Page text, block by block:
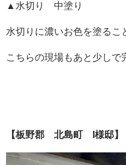
▲水切り 中塗り
水切りに濃いお色を塗るこ
こちらの現場もあと少しで
【板野郡 北島町 I様邸】